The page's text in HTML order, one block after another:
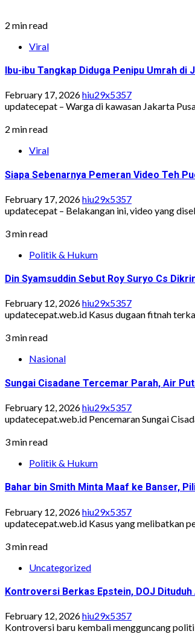
2 min read
Viral
Ibu-ibu Tangkap Diduga Penipu Umrah di
February 17, 2026hiu29x5357
updatecepat – Warga di kawasan Jakarta
2 min read
Viral
Siapa Sebenarnya Pemeran Video Teh
February 17, 2026hiu29x5357
updatecepat – Belakangan ini, video yang
3 min read
Politik & Hukum
Din Syamsuddin Sebut Roy Suryo Cs
February 12, 2026hiu29x5357
updatecepat.web.id Kasus dugaan fitnah
3 min read
Nasional
Sungai Cisadane Tercemar Parah, Air
February 12, 2026hiu29x5357
updatecepat.web.id Pencemaran Sungai
3 min read
Politik & Hukum
Bahar bin Smith Minta Maaf ke Banser,
February 12, 2026hiu29x5357
updatecepat.web.id Kasus yang melibatkan
3 min read
Uncategorized
Kontroversi Berkas Epstein, DOJ
February 12, 2026hiu29x5357
Kontroversi baru kembali mengguncang